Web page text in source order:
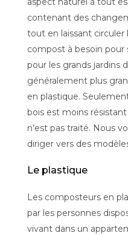
contenant des
tout en laissant circuler
compost à besoin pour
pour les grands jardins
généralement plus
en plastique.
bois est moins
n’est pas traité. Nous
diriger vers des
Le plastique
Les composteurs en
par les personnes
vivant dans un